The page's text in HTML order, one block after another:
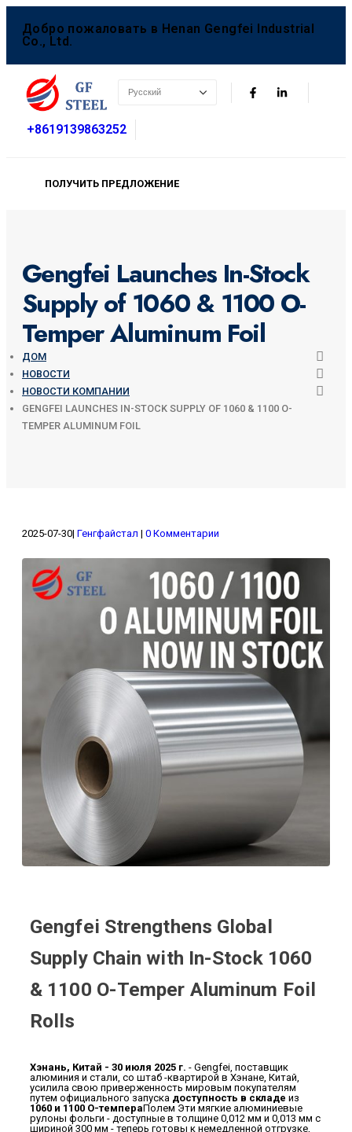
Добро пожаловать в Henan Gengfei Industrial
Co., Ltd.
+8619139863252
ПОЛУЧИТЬ ПРЕДЛОЖЕНИЕ
Gengfei Launches In-Stock
Supply of 1060 & 1100 O-
Temper Aluminum Foil
ДОМ
НОВОСТИ
НОВОСТИ КОМПАНИИ
GENGFEI LAUNCHES IN-STOCK SUPPLY OF 1060 & 1100 O-
TEMPER ALUMINUM FOIL
2025-07-30 Генгфайстал 0 Комментарии
Gengfei Strengthens Global
Supply Chain with In-Stock 1060
& 1100 O-Temper Aluminum Foil
Rolls
Хэнань, Китай - 30 июля 2025 г. - Gengfei, поставщик
алюминия и стали, со штаб -квартирой в Хэнане, Китай,
усилила свою приверженность мировым покупателям
путем официального запуска доступность в складе из
1060 и 1100 O-темпераПолем Эти мягкие алюминиевые
рулоны фольги - доступные в толщине 0,012 мм и 0,013 мм с
шириной 300 мм - теперь готовы к немедленной отгрузке,